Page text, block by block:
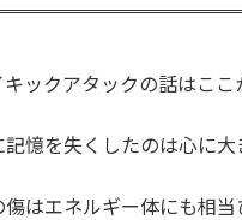
ックアタックの話はここ
憶を失くしたのは心に大
傷はエネルギー体にも相